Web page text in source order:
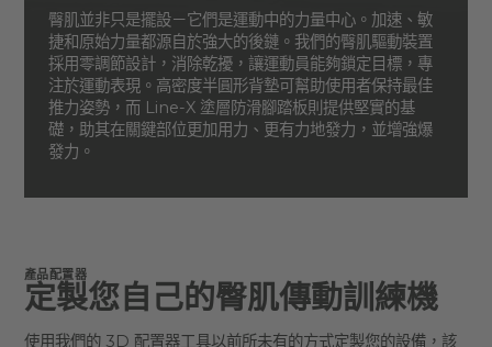
臀肌並非只是擺設－它們是運動中的力量中心。加速、敏
捷和原始力量都源自於強大的後鏈。我們的臀肌驅動裝置
採用零調節設計，消除乾擾，讓運動員能夠鎖定目標，專
注於運動表現。高密度半圓形背墊可幫助使用者保持最佳
推力姿勢，而 Line-X 塗層防滑腳踏板則提供堅實的基
礎，助其在關鍵部位更加用力、更有力地發力，並增強爆
發力。
產品配置器
定製您自己的臀肌傳動訓練機
使用我們的 3D 配置器工具以前所未有的方式定製您的設備，該